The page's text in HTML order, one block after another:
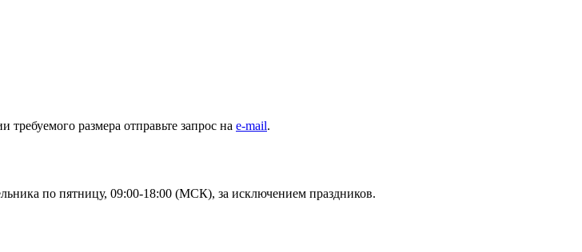
размера отправьте запрос на e-mail.
по пятницу, 09:00-18:00 (МСК), за исключением праздников.